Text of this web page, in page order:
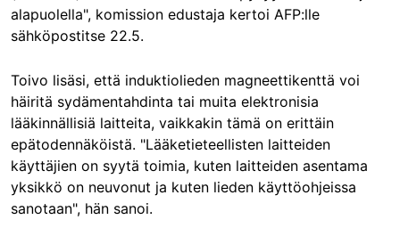
alapuolella", komission edustaja kertoi AFP:lle
sähköpostitse 22.5.
Toivo lisäsi, että induktiolieden magneettikenttä voi
häiritä sydämentahdinta tai muita elektronisia
lääkinnällisiä laitteita, vaikkakin tämä on erittäin
epätodennäköistä. "Lääketieteellisten laitteiden
käyttäjien on syytä toimia, kuten laitteiden asentama
yksikkö on neuvonut ja kuten lieden käyttöohjeissa
sanotaan", hän sanoi.